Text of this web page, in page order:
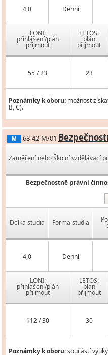
4,0 Denní
LONI:
přihlášení/plán
přijmout
LETOS:
plán
přijmout
55 / 23 23
Poznámky k oboru: možnost
B, C).
M 68-42-M/01
Zaměření nebo Školní vzdělávací
Bezpečnostně právní
Délka studia Forma studia
4,0 Denní
LONI:
přihlášení/plán
přijmout
LETOS:
plán
přijmout
112 / 30 30
Poznámky k oboru:součástí